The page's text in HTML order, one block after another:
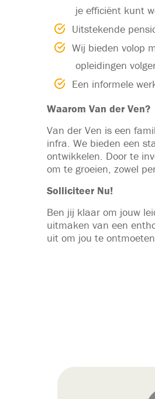
je efficiënt kunt
Uitstekende
Wij bieden volop
opleidingen
Een informele
Waarom Van der Ven?
Van der Ven is een
infra. We bieden een
ontwikkelen. Door te
om te groeien, zowel
Solliciteer Nu!
Ben jij klaar om jouw
uitmaken van een
uit om jou te